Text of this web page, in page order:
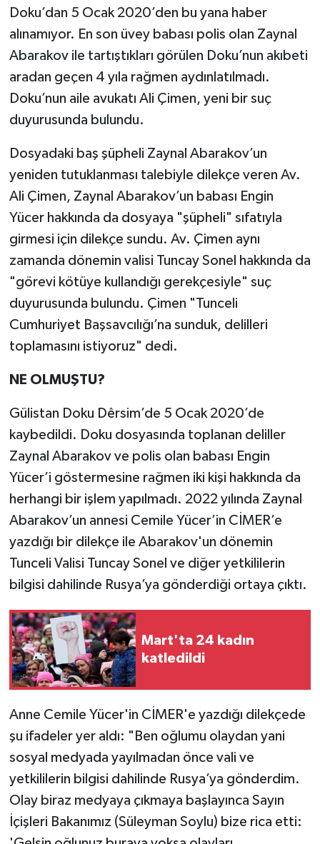
Doku’dan 5 Ocak 2020’den bu yana haber
alınamıyor. En son üvey babası polis olan Zaynal
Abarakov ile tartıştıkları görülen Doku’nun akıbeti
aradan geçen 4 yıla rağmen aydınlatılmadı.
Doku’nun aile avukatı Ali Çimen, yeni bir suç
duyurusunda bulundu.
Dosyadaki baş şüpheli Zaynal Abarakov’un
yeniden tutuklanması talebiyle dilekçe veren Av.
Ali Çimen, Zaynal Abarakov’un babası Engin
Yücer hakkında da dosyaya "şüpheli" sıfatıyla
girmesi için dilekçe sundu. Av. Çimen aynı
zamanda dönemin valisi Tuncay Sonel hakkında da
"görevi kötüye kullandığı gerekçesiyle" suç
duyurusunda bulundu. Çimen "Tunceli
Cumhuriyet Başsavcılığı’na sunduk, delilleri
toplamasını istiyoruz" dedi.
NE OLMUŞTU?
Gülistan Doku Dêrsim’de 5 Ocak 2020’de
kaybedildi. Doku dosyasında toplanan deliller
Zaynal Abarakov ve polis olan babası Engin
Yücer’i göstermesine rağmen iki kişi hakkında da
herhangi bir işlem yapılmadı. 2022 yılında Zaynal
Abarakov’un annesi Cemile Yücer’in CİMER’e
yazdığı bir dilekçe ile Abarakov'un dönemin
Tunceli Valisi Tuncay Sonel ve diğer yetkililerin
bilgisi dahilinde Rusya’ya gönderdiği ortaya çıktı.
Mart'ta 24 kadın
katledildi
Anne Cemile Yücer'in CİMER'e yazdığı dilekçede
şu ifadeler yer aldı: "Ben oğlumu olaydan yani
sosyal medyada yayılmadan önce vali ve
yetkililerin bilgisi dahilinde Rusya’ya gönderdim.
Olay biraz medyaya çıkmaya başlayınca Sayın
İçişleri Bakanımız (Süleyman Soylu) bize rica etti: